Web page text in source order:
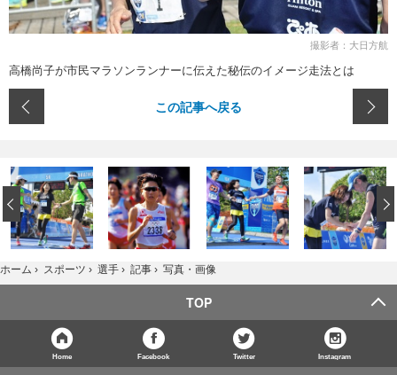
撮影者：大日方航
高橋尚子が市民マラソンランナーに伝えた秘伝のイメージ走法とは
この記事へ戻る
‹
ホーム › スポーツ › 選手 › 記事 › 写真・画像
TOP
Home Facebook Twitter Instagram